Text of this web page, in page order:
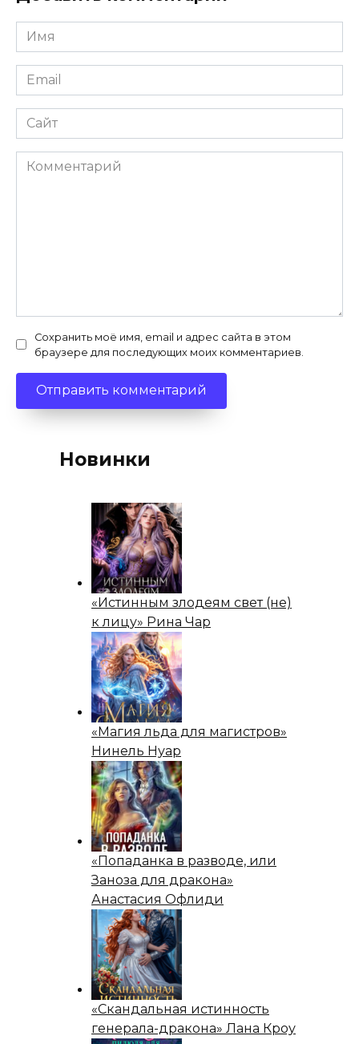
Имя
*
Email
*
Сайт
Комментарий
Сохранить моё имя, email и адрес сайта в этом
браузере для последующих моих комментариев.
Новинки
«Истинным злодеям свет (не)
к лицу» Рина Чар
«Магия льда для магистров»
Нинель Нуар
«Попаданка в разводе, или
Заноза для дракона»
Анастасия Офлиди
«Скандальная истинность
генерала-дракона» Лана Кроу